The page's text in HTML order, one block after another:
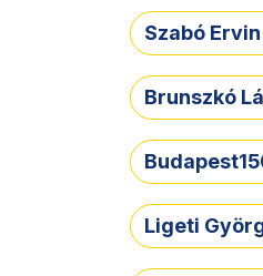
Szabó
Brunszkó
Ligeti